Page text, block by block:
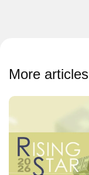
More articles